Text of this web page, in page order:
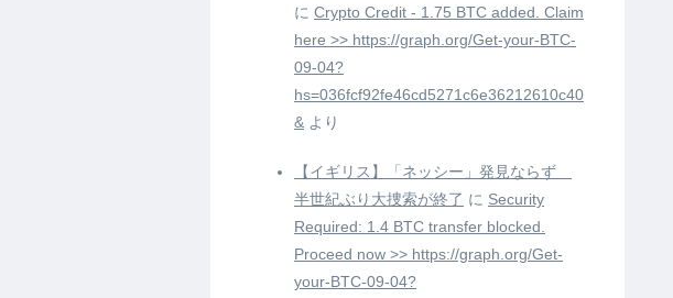
に Crypto Credit - 1.75 BTC added. Claim
here >> https://graph.org/Get-your-BTC-
09-04?
hs=036fcf92fe46cd5271c6e36212610c40
& より
【イギリス】「ネッシー」発見ならず
半世紀ぶり大捜索が終了 に Security
Required: 1.4 BTC transfer blocked.
Proceed now >> https://graph.org/Get-
your-BTC-09-04?